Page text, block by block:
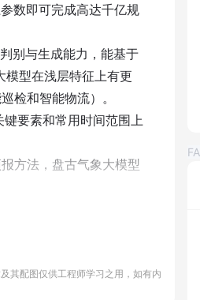
数即可完成高达千亿规
别与生成能力，能基于
模型在浅层特征上有更
检和智能物流）。
要素和常用时间范围上
方法，盘古气象大模型
其配图仅供工程师学习之用，如有内